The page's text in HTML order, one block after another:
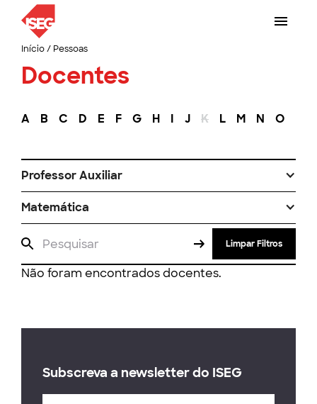
Início/ Pessoas
Docentes
A B C D E F G H I J K L M N O
Professor Auxiliar
Matemática
Limpar Filtros
Não foram encontrados docentes.
Subscreva a newsletter do ISEG